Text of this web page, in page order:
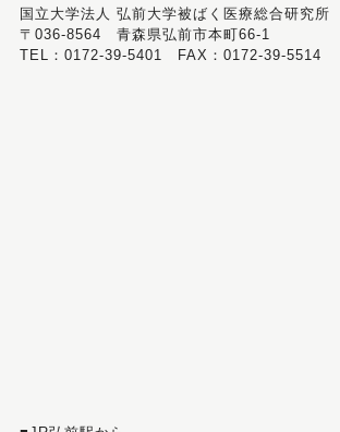
国立大学法人 弘前大学被ばく医療総合研究所
〒036-8564 青森県弘前市本町66-1
TEL：0172-39-5401 FAX：0172-39-5514